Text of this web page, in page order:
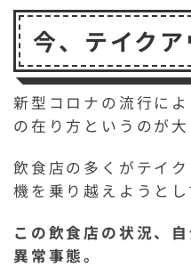
c
e
b
o
o
k
it
t
e
r
e s
s
a
g
e
今、テイクア
新型コロナの流行に
の在り方というのが大
飲食店の多くがテイ
機を乗り越えようとし
この飲食店の状況、
異常事態。